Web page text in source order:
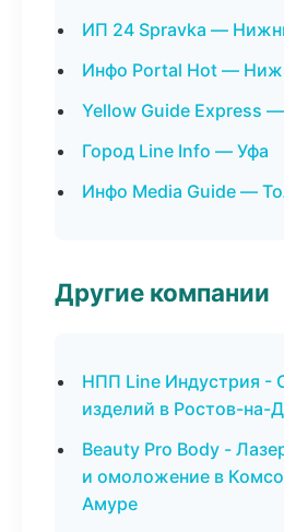
ИП 24 Spravka —
Инфо Portal Hot —
Yellow Guide Express
Город Line Info — Уфа
Инфо Media Guide —
Другие компании
НПП Line Индустрия -
изделий в Ростов-на-
Beauty Pro Body -
и омоложение в
Амуре